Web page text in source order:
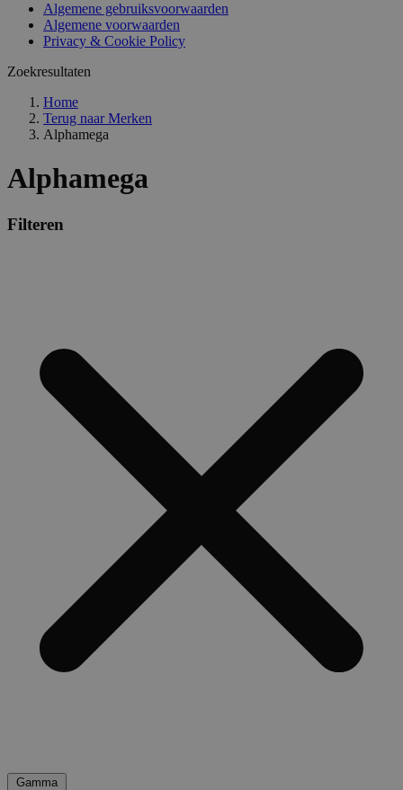
Algemene gebruiksvoorwaarden
Algemene voorwaarden
Privacy & Cookie Policy
Zoekresultaten
Home
Terug naar Merken
Alphamega
Alphamega
Filteren
Gamma